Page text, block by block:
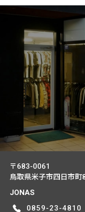
〒683-0061
鳥取県米子市四日市町
JONAS
0859-23-4810